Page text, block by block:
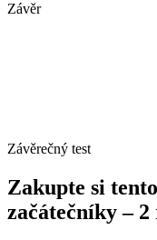
Závěr
Závěrečný test
Zakupte si
začátečníky –